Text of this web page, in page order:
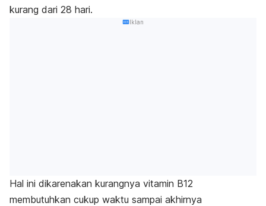
kurang dari 28 hari.
Iklan
Hal ini dikarenakan kurangnya vitamin B12
membutuhkan cukup waktu sampai akhirnya